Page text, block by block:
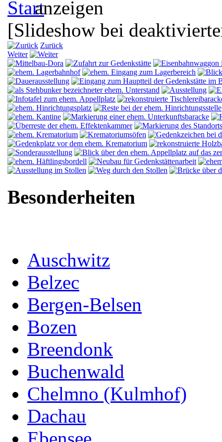
[Slideshow bei
Zurück
Weiter
Besonderheiten
Auschwitz
Belzec
Bergen-Belsen
Bozen
Breendonk
Buchenwald
Chelmno (Kulmhof)
Dachau